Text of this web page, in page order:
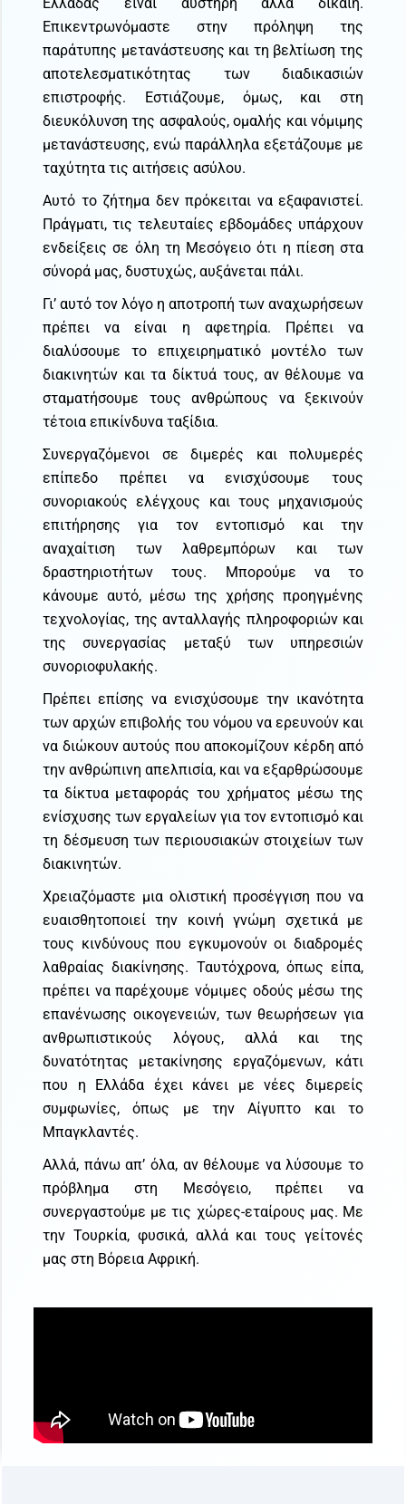
Επικεντρωνόμαστε στην πρόληψη της
παράτυπης μετανάστευσης και τη βελτίωση της
αποτελεσματικότητας των διαδικασιών
επιστροφής. Εστιάζουμε, όμως, και στη
διευκόλυνση της ασφαλούς, ομαλής και νόμιμης
μετανάστευσης, ενώ παράλληλα εξετάζουμε με
ταχύτητα τις αιτήσεις ασύλου.
Αυτό το ζήτημα δεν πρόκειται να εξαφανιστεί.
Πράγματι, τις τελευταίες εβδομάδες υπάρχουν
ενδείξεις σε όλη τη Μεσόγειο ότι η πίεση στα
σύνορά μας, δυστυχώς, αυξάνεται πάλι.
Γι’ αυτό τον λόγο η αποτροπή των αναχωρήσεων
πρέπει να είναι η αφετηρία. Πρέπει να
διαλύσουμε το επιχειρηματικό μοντέλο των
διακινητών και τα δίκτυά τους, αν θέλουμε να
σταματήσουμε τους ανθρώπους να ξεκινούν
τέτοια επικίνδυνα ταξίδια.
Συνεργαζόμενοι σε διμερές και πολυμερές
επίπεδο πρέπει να ενισχύσουμε τους
συνοριακούς ελέγχους και τους μηχανισμούς
επιτήρησης για τον εντοπισμό και την
αναχαίτιση των λαθρεμπόρων και των
δραστηριοτήτων τους. Μπορούμε να το
κάνουμε αυτό, μέσω της χρήσης προηγμένης
τεχνολογίας, της ανταλλαγής πληροφοριών και
της συνεργασίας μεταξύ των υπηρεσιών
συνοριοφυλακής.
Πρέπει επίσης να ενισχύσουμε την ικανότητα
των αρχών επιβολής του νόμου να ερευνούν και
να διώκουν αυτούς που αποκομίζουν κέρδη από
την ανθρώπινη απελπισία, και να εξαρθρώσουμε
τα δίκτυα μεταφοράς του χρήματος μέσω της
ενίσχυσης των εργαλείων για τον εντοπισμό και
τη δέσμευση των περιουσιακών στοιχείων των
διακινητών.
Χρειαζόμαστε μια ολιστική προσέγγιση που να
ευαισθητοποιεί την κοινή γνώμη σχετικά με
τους κινδύνους που εγκυμονούν οι διαδρομές
λαθραίας διακίνησης. Ταυτόχρονα, όπως είπα,
πρέπει να παρέχουμε νόμιμες οδούς μέσω της
επανένωσης οικογενειών, των θεωρήσεων για
ανθρωπιστικούς λόγους, αλλά και της
δυνατότητας μετακίνησης εργαζόμενων, κάτι
που η Ελλάδα έχει κάνει με νέες διμερείς
συμφωνίες, όπως με την Αίγυπτο και το
Μπαγκλαντές.
Αλλά, πάνω απ’ όλα, αν θέλουμε να λύσουμε το
πρόβλημα στη Μεσόγειο, πρέπει να
συνεργαστούμε με τις χώρες-εταίρους μας. Με
την Τουρκία, φυσικά, αλλά και τους γείτονές
μας στη Βόρεια Αφρική.